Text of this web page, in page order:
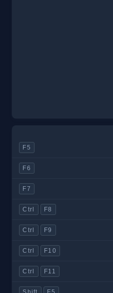
F5
F6
F7
Ctrl F8
Ctrl F9
Ctrl F10
Ctrl F11